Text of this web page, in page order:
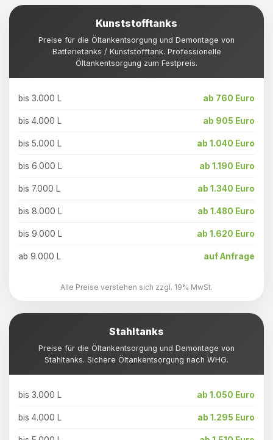
Kunststofftanks
Preise für die Öltankentsorgung und Demontage von
Batterietanks / Kunststofftank. Professionelle
Öltankentsorgung zum Festpreis.
bis 3.000 L ab 760 Euro
bis 4.000 L ab 905 Euro
bis 5.000 L ab 1.040 Euro
bis 6.000 L ab 1.190 Euro
bis 7.000 L ab 1.340 Euro
bis 8.000 L ab 1.480 Euro
bis 9.000 L ab 1.620 Euro
ab 9.000 L auf Anfrage
Alle Preise verstehen sich zzgl. 19% MwSt.
Stahltanks
Preise für die Öltankentsorgung und Demontage von
Stahltanks. Sichere Öltankentsorgung nach WHG.
bis 3.000 L ab 1.050 Euro
bis 4.000 L ab 1.295 Euro